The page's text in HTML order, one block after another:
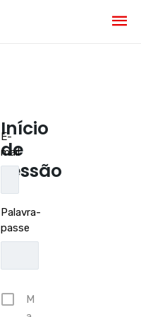
Início
de
sessão
E-
mail
Palavra-
passe
M